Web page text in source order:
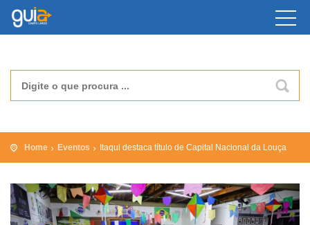
Home Eventos Itaqui destaca título de Capital Nacional da Louça